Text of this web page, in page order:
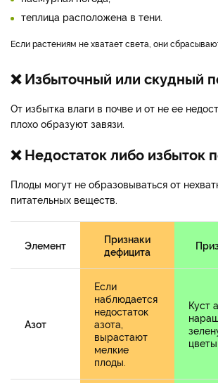
теплица расположена в тени.
Если растениям не хватает света, они
❌ Избыточный или скудный
От избытка влаги в почве и от не ее
плохо образуют завязи.
❌ Недостаток либо избыток
Плоды могут не образовываться от
питательных веществ.
Элемент
Признаки
дефицита
Азот
Если
наблюдается
недостаток
азота,
вырастают
мелкие
плоды.
Куст